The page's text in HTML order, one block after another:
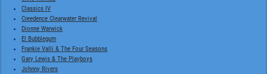
Classics IV
Creedence Clearwater Revival
Dionne Warwick
El Bubblegum
Frankie Valli & The Four Seasons
Gary Lewis & The Playboys
Johnny Rivers